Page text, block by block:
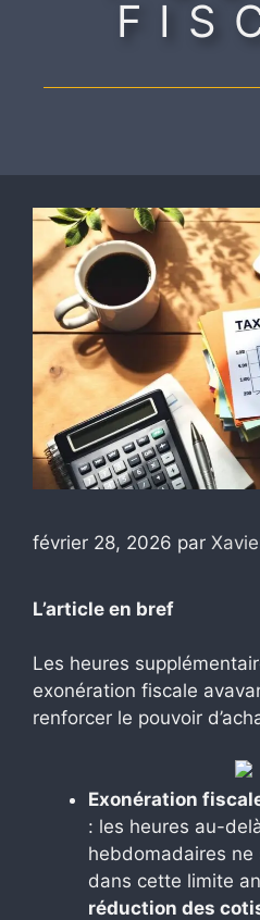
février 28, 2026 par
L’article en bref
Les heures
exonération fiscale
renforcer le pouvoir
Exonération
: les heures au-
hebdomadaires ne
dans cette limite
réduction des